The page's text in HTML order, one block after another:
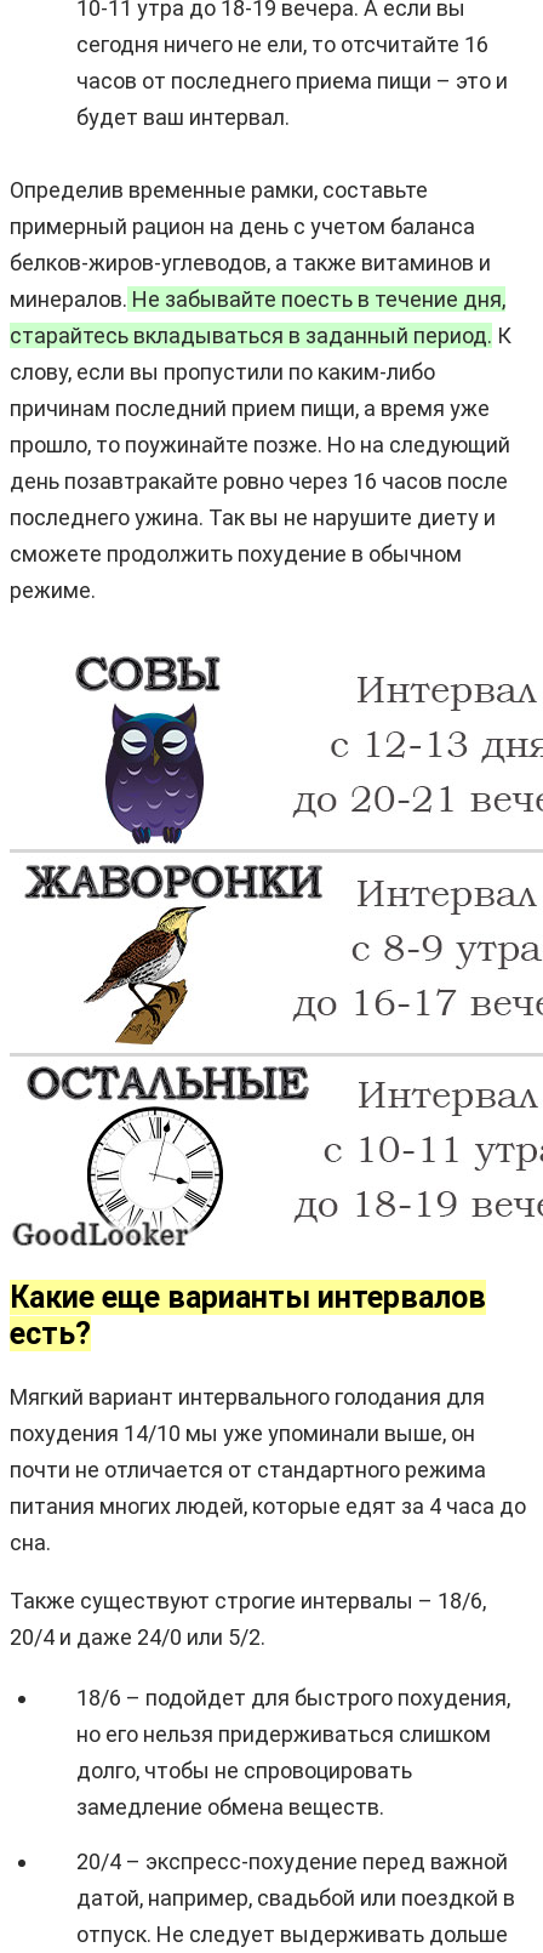
10-11 утра до 18-19 вечера. А если вы
сегодня ничего не ели, то отсчитайте 16
часов от последнего приема пищи – это и
будет ваш интервал.
Определив временные рамки, составьте
примерный рацион на день с учетом баланса
белков-жиров-углеводов, а также витаминов и
минералов. Не забывайте поесть в течение дня,
старайтесь вкладываться в заданный период. К
слову, если вы пропустили по каким-либо
причинам последний прием пищи, а время уже
прошло, то поужинайте позже. Но на следующий
день позавтракайте ровно через 16 часов после
последнего ужина. Так вы не нарушите диету и
сможете продолжить похудение в обычном
режиме.
Какие еще варианты интервалов
есть?
Мягкий вариант интервального голодания для
похудения 14/10 мы уже упоминали выше, он
почти не отличается от стандартного режима
питания многих людей, которые едят за 4 часа до
сна.
Также существуют строгие интервалы – 18/6,
20/4 и даже 24/0 или 5/2.
18/6 – подойдет для быстрого похудения,
но его нельзя придерживаться слишком
долго, чтобы не спровоцировать
замедление обмена веществ.
20/4 – экспресс-похудение перед важной
датой, например, свадьбой или поездкой в
отпуск. Не следует выдерживать дольше